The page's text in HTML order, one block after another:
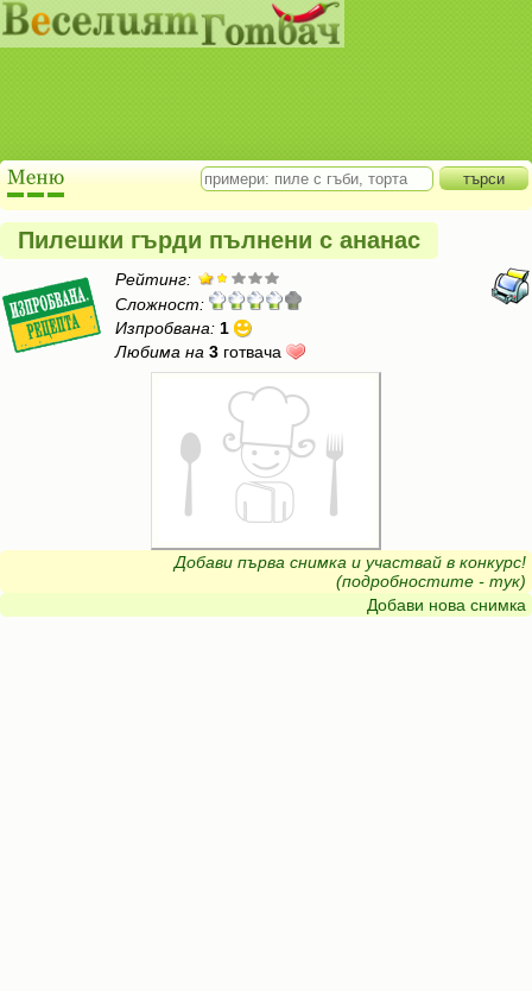
Пилешки гърди пълнени с ананас
Рейтинг:
Сложност:
Изпробвана: 1
Любима на 3 готвача
Добави първа снимка и участвай в конкурс!
(подробностите - тук)
Добави нова снимка